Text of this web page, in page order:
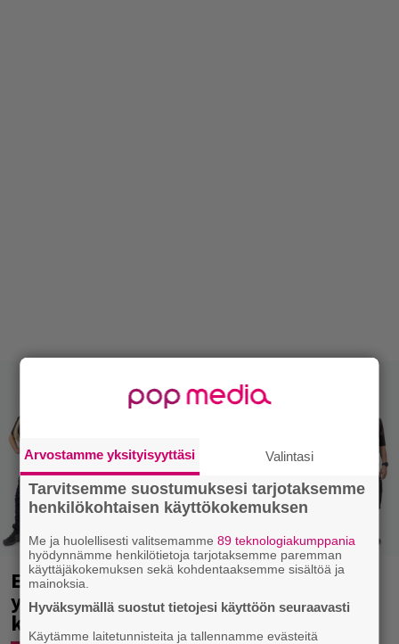
Erikoisjoukot julkaisi uudet kokelaat –
yllättävien nimien joukossa myös
kansanedustaja
Arvostamme yksityisyyttäsi Valintasi
Tarvitsemme suostumuksesi tarjotaksemme
henkilökohtaisen käyttökokemuksen
Me ja huolellisesti valitsemamme89 teknologiakumppania
hyödynnämme henkilötietoja tarjotaksemme paremman
käyttäjäkokemuksen sekä kohdentaaksemme sisältöä ja
mainoksia.
Hyväksymällä suostut tietojesi käyttöön seuraavasti
Käytämme laitetunnisteita ja tallennamme evästeitä